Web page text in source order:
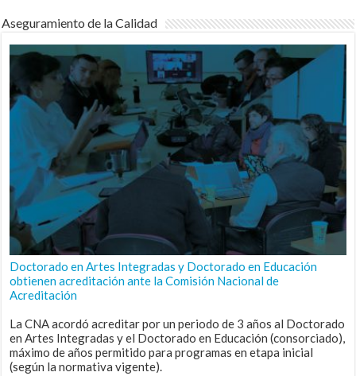
Aseguramiento de la Calidad
Doctorado en Artes Integradas y Doctorado en Educación
obtienen acreditación ante la Comisión Nacional de
Acreditación
La CNA acordó acreditar por un periodo de 3 años al Doctorado
en Artes Integradas y el Doctorado en Educación (consorciado),
máximo de años permitido para programas en etapa inicial
(según la normativa vigente).